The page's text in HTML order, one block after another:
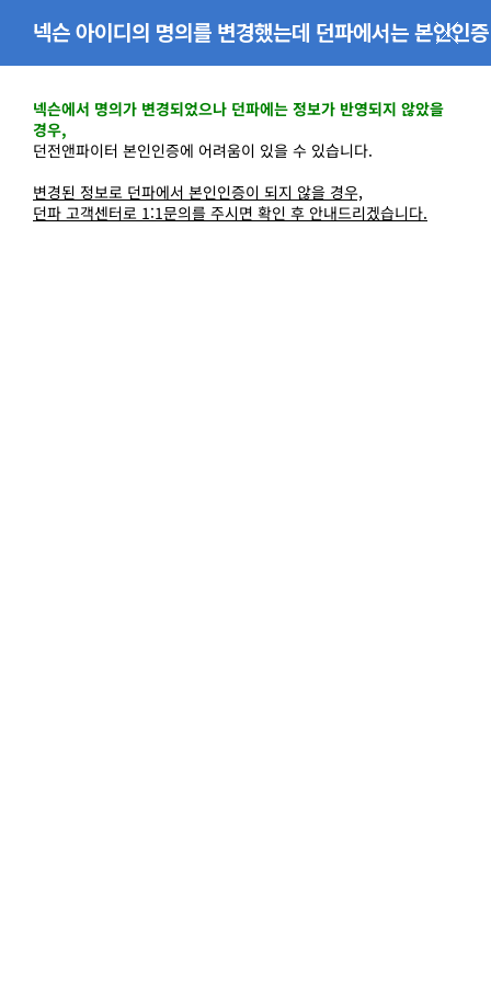
넥슨 아이디의 명의를 변경했는데 던파에서는 본인인증
이 되지 않아요!
넥슨에서 명의가 변경되었으나 던파에는 정보가 반영되지 않았을
경우,
던전앤파이터 본인인증에 어려움이 있을 수 있습니다.
변경된 정보로 던파에서 본인인증이 되지 않을 경우,
던파 고객센터로 1:1문의를 주시면 확인 후 안내드리겠습니다.